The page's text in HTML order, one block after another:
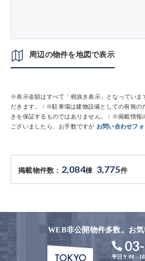
周辺の物件を地図で表示
※表示金額はすべて「税抜き表示」となってい
だきます。 / ※駐車場は建物設備としての有無の
きを保証するものではありません。 / ※掲載情報
ございましたら、お手数ですが お問い合わせフ
掲載物件数： 2,084棟 3,775件
WEB非公開物件多数。お気
平日 9:00 -